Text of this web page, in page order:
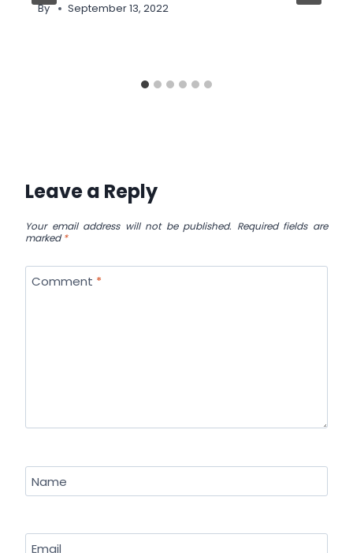
By September 13, 2022
Leave a Reply
Your email address will not be published. Required fields are
marked*
Comment *
Name
Email